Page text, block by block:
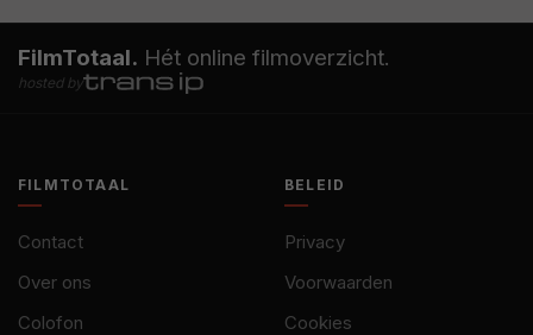
FilmTotaal. Hét online filmoverzicht.
hosted by
FILMTOTAAL
Contact
Over ons
Colofon
BELEID
Privacy
Voorwaarden
Cookies